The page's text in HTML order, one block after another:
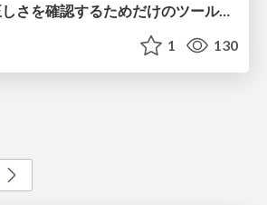
Lean は証明の正しさを確認するためだけのツールって思ってませんか？
1 130